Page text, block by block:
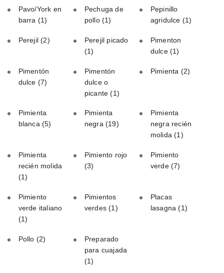
Pavo/York en
barra (1)
Pechuga de
pollo (1)
Pepinillo
agridulce (1)
Perejil(2)
Perejil picado
(1)
Pimenton
dulce(1)
Pimentón
dulce (7)
Pimentón
dulce o
picante(1)
Pimienta (2)
Pimienta
blanca (5)
Pimienta
negra (19)
Pimienta
negra recién
molida(1)
Pimienta
recién molida
(1)
Pimiento rojo
(3)
Pimiento
verde(7)
Pimiento
verde italiano
(1)
Pimientos
verdes(1)
Placas
lasagna(1)
Pollo (2)
Preparado
para cuajada
(1)